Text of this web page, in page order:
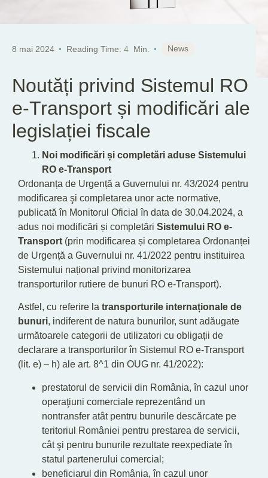
8 mai 2024 Reading Time: 4 Min. News
Noutăți privind Sistemul RO
e-Transport și modificări ale
legislației fiscale
Noi modificări și completări aduse Sistemului
RO e-Transport
Ordonanța de Urgență a Guvernului nr. 43/2024 pentru
modificarea şi completarea unor acte normative,
publicată în Monitorul Oficial în data de 30.04.2024, a
adus noi modificări și completări Sistemului RO e-
Transport (prin modificarea și completarea Ordonanței
de Urgență a Guvernului nr. 41/2022 pentru instituirea
Sistemului național privind monitorizarea
transporturilor rutiere de bunuri RO e-Transport).
Astfel, cu referire la transporturile internaționale de
bunuri, indiferent de natura bunurilor, sunt adăugate
următoarele categorii de utilizatori cu obligații de
declarare a transporturilor în Sistemul RO e-Transport
(lit. e) – h) ale art. 8^1 din OUG nr. 41/2022):
prestatorul de servicii din România, în cazul unor
operaţiuni comerciale reprezentând un
nontransfer atât pentru bunurile descărcate pe
teritoriul României pentru prestarea de servicii,
cât şi pentru bunurile rezultate reexpediate în
statul partenerului comercial;
beneficiarul din România, în cazul unor